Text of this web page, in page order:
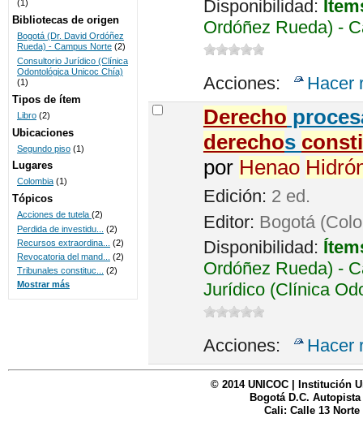
Disponibilidad:
Ordóñez Rueda) -
Acciones: Hacer
Derecho
derechos
por Henao
Edición: 2 ed.
Editor: Bogotá
Disponibilidad:
Ordóñez Rueda) -
Jurídico (Clínica
Acciones: Hacer
(1)
Bibliotecas de origen
Bogotá (Dr. David Ordóñez
Rueda) - Campus Norte (2)
Consultorio Jurídico (Clínica
Odontológica Unicoc Chía)
(1)
Tipos de ítem
Libro (2)
Ubicaciones
Segundo piso (1)
Lugares
Colombia (1)
Tópicos
Acciones de tutela (2)
Perdida de investidu...
(2)
Recursos extraordina...
(2)
Revocatoria del mand...
(2)
Tribunales constituc...
(2)
Mostrar más
© 2014 UNICOC | Institución
Bogotá D.C. Autopista
Cali: Calle 13 Norte